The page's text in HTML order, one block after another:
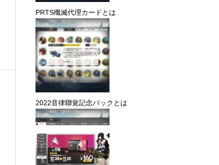
PRTS殲滅代理カードとは
2022音律聯覚記念パックとは